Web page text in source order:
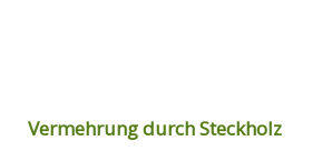
Vermehrung durch Steckholz